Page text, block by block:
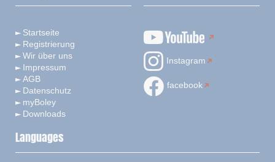
Startseite
Registrierung
Wir über uns
Impressum
AGB
Datenschutz
myBoley
Downloads
Instagram
facebook
Languages